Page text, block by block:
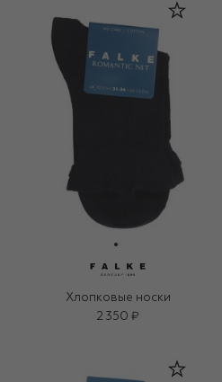
Хлопковые носки
2 350 ₽